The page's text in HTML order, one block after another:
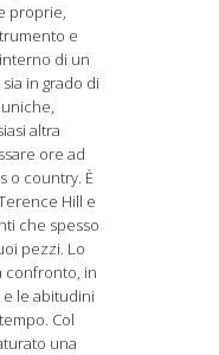
proprie,
e
di un
in grado di
altra
ore ad
o country. È
Hill e
che spesso
pezzi. Lo
confronto, in
le abitudini
Col
una